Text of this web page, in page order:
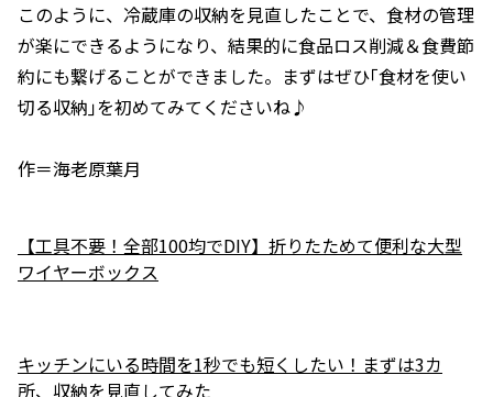
このように、冷蔵庫の収納を見直したことで、食材の管理
が楽にできるようになり、結果的に食品ロス削減＆食費節
約にも繋げることができました。まずはぜひ｢食材を使い
切る収納｣を初めてみてくださいね♪
作＝海老原葉月
【工具不要！全部100均でDIY】折りたためて便利な大型
ワイヤーボックス
キッチンにいる時間を1秒でも短くしたい！まずは3カ
所、収納を見直してみた